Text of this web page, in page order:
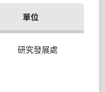
單位
研究發展處